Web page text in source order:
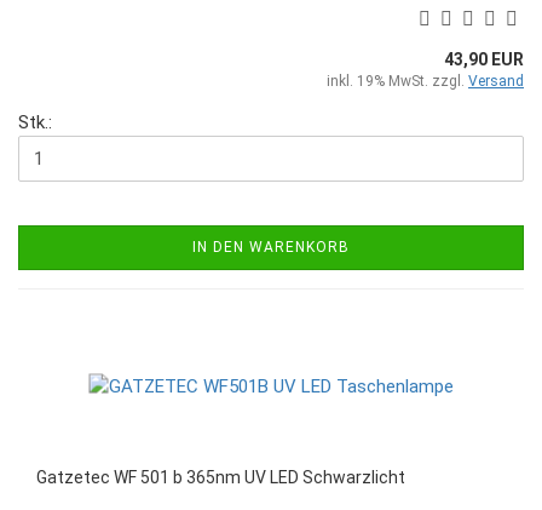
43,90 EUR
inkl. 19% MwSt. zzgl. Versand
Stk.:
IN DEN WARENKORB
Gatzetec WF 501 b 365nm UV LED Schwarzlicht